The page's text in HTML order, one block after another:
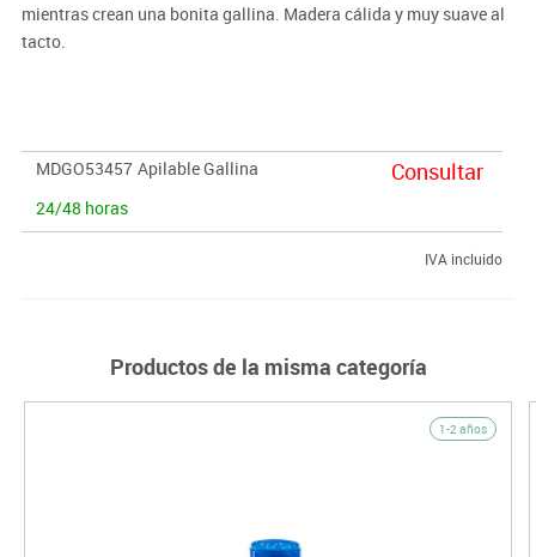
mientras crean una bonita gallina. Madera cálida y muy suave al
tacto.
MDGO53457 Apilable Gallina
24/48 horas
Consultar
IVA incluido
Productos de la misma categoría
1-2 años